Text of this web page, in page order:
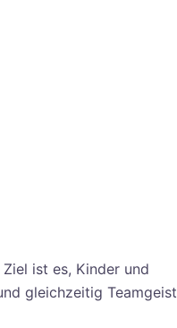
ist es, Kinder und
gleichzeitig Teamgeist